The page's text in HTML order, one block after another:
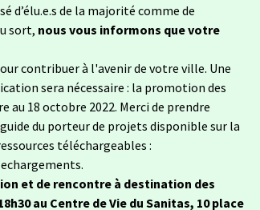
d’élu.e.s de la majorité comme de
sort, nous vous informons que votre
contribuer à l'avenir de votre ville. Une
sera nécessaire : la promotion des
au 18 octobre 2022. Merci de prendre
du porteur de projets disponible sur la
téléchargeables :
et de rencontre à destination des
au Centre de Vie du Sanitas, 10 place